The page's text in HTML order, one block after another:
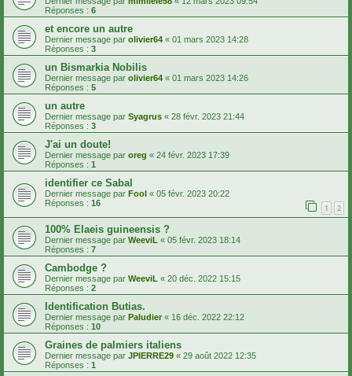
Réponses : 6
et encore un autre
Dernier message par olivier64 « 01 mars 2023 14:28
Réponses : 3
un Bismarkia Nobilis
Dernier message par olivier64 « 01 mars 2023 14:26
Réponses : 5
un autre
Dernier message par Syagrus « 28 févr. 2023 21:44
Réponses : 3
J'ai un doute!
Dernier message par oreg « 24 févr. 2023 17:39
Réponses : 1
identifier ce Sabal
Dernier message par Fool « 05 févr. 2023 20:22
Réponses : 16 1 2
100% Elaeis guineensis ?
Dernier message par WeeviL « 05 févr. 2023 18:14
Réponses : 7
Cambodge ?
Dernier message par WeeviL « 20 déc. 2022 15:15
Réponses : 2
Identification Butias.
Dernier message par Paludier « 16 déc. 2022 22:12
Réponses : 10
Graines de palmiers italiens
Dernier message par JPIERRE29 « 29 août 2022 12:35
Réponses : 1